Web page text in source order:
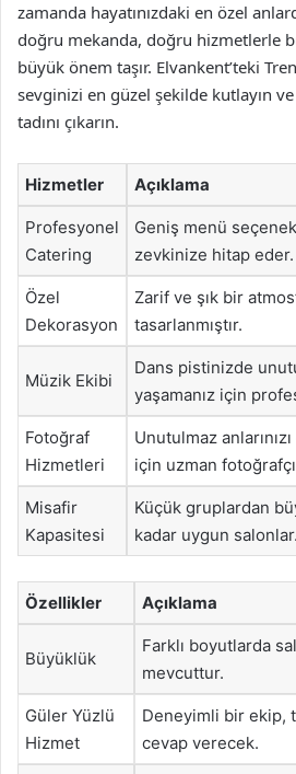
zamanda hayatınızdaki en özel
doğru mekanda, doğru hizmetlerle
büyük önem taşır. Elvankent’teki
sevginizi en güzel şekilde kutlayın
tadını çıkarın.
Hizmetler Açıklama
Profesyonel
Catering
Geniş menü
zevkinize hitap eder.
Özel
Dekorasyon
Zarif ve şık bir
tasarlanmıştır.
Müzik Ekibi
Dans pistinizde
yaşamanız için
Fotoğraf
Hizmetleri
Unutulmaz
için uzman
Misafir
Kapasitesi
Küçük gruplardan
kadar uygun salonlar.
Özellikler Açıklama
Büyüklük
Farklı boyutlarda
mevcuttur.
Güler Yüzlü
Hizmet
Deneyimli bir ekip,
cevap verecek.